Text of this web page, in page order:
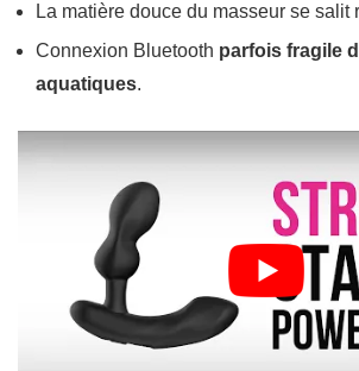
La matière douce du masseur se salit
Connexion Bluetooth parfois fragile
aquatiques.